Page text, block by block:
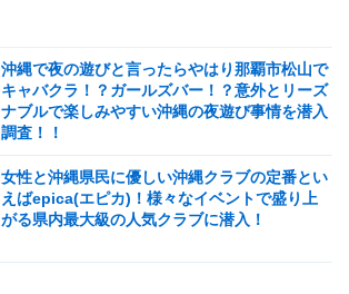
沖縄で夜の遊びと言ったらやはり那覇市松山で
キャバクラ！？ガールズバー！？意外とリーズ
ナブルで楽しみやすい沖縄の夜遊び事情を潜入
調査！！
女性と沖縄県民に優しい沖縄クラブの定番とい
えばepica(エピカ)！様々なイベントで盛り上
がる県内最大級の人気クラブに潜入！